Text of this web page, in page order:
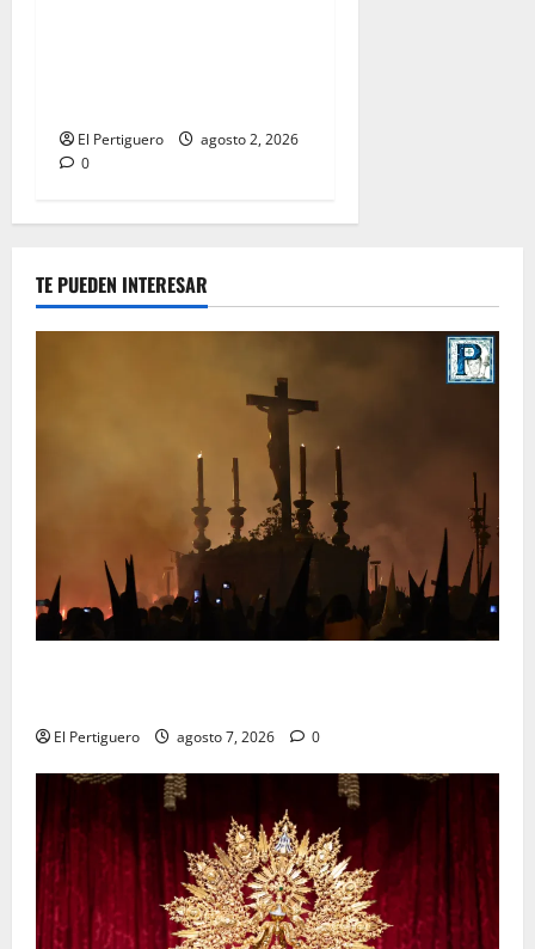
El Pertiguero
agosto 2, 2026
0
TE PUEDEN INTERESAR
El Pertiguero agosto 7, 2026 0